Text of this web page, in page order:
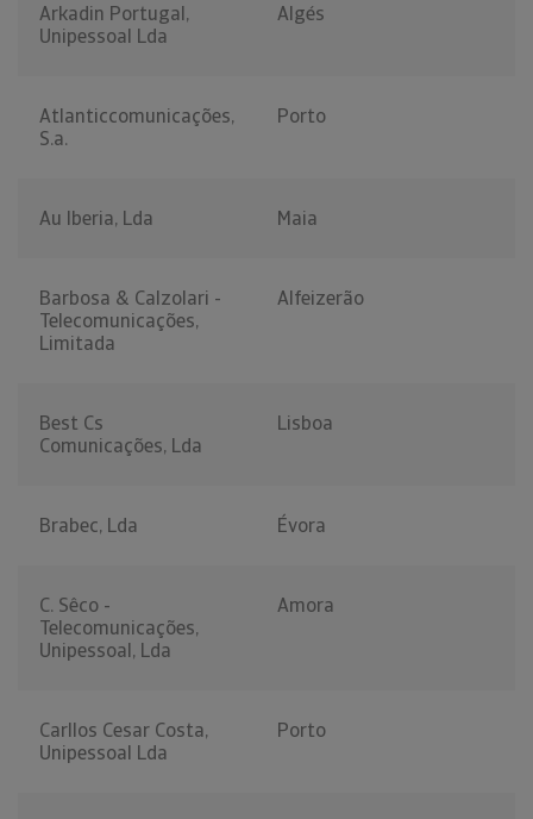
Arkadin Portugal,
Unipessoal Lda
Algés
Atlanticcomunicações,
S.a.
Porto
Au Iberia, Lda Maia
Barbosa & Calzolari -
Telecomunicações,
Limitada
Alfeizerão
Best Cs
Comunicações, Lda
Lisboa
Brabec, Lda Évora
C. Sêco -
Telecomunicações,
Unipessoal, Lda
Amora
Carllos Cesar Costa,
Unipessoal Lda
Porto